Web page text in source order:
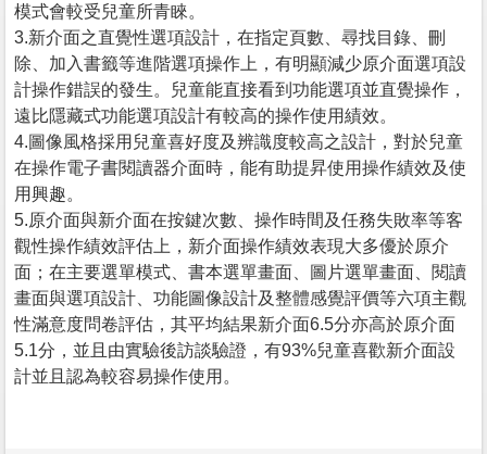
模式會較受兒童所青睞。
3.新介面之直覺性選項設計，在指定頁數、尋找目錄、刪
除、加入書籤等進階選項操作上，有明顯減少原介面選項設
計操作錯誤的發生。兒童能直接看到功能選項並直覺操作，
遠比隱藏式功能選項設計有較高的操作使用績效。
4.圖像風格採用兒童喜好度及辨識度較高之設計，對於兒童
在操作電子書閱讀器介面時，能有助提昇使用操作績效及使
用興趣。
5.原介面與新介面在按鍵次數、操作時間及任務失敗率等客
觀性操作績效評估上，新介面操作績效表現大多優於原介
面；在主要選單模式、書本選單畫面、圖片選單畫面、閱讀
畫面與選項設計、功能圖像設計及整體感覺評價等六項主觀
性滿意度問卷評估，其平均結果新介面6.5分亦高於原介面
5.1分，並且由實驗後訪談驗證，有93%兒童喜歡新介面設
計並且認為較容易操作使用。